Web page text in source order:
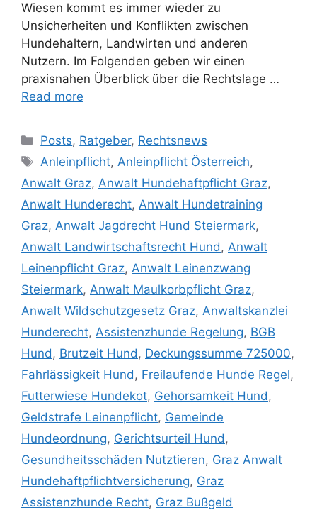
Wiesen kommt es immer wieder zu
Unsicherheiten und Konflikten zwischen
Hundehaltern, Landwirten und anderen
Nutzern. Im Folgenden geben wir einen
praxisnahen Überblick über die Rechtslage …
Read more
Posts, Ratgeber, Rechtsnews
Anleinpflicht,Anleinpflicht Österreich,
Anwalt Graz, Anwalt Hundehaftpflicht Graz,
Anwalt Hunderecht, Anwalt Hundetraining
Graz, Anwalt Jagdrecht Hund Steiermark,
Anwalt Landwirtschaftsrecht Hund, Anwalt
Leinenpflicht Graz, Anwalt Leinenzwang
Steiermark, Anwalt Maulkorbpflicht Graz,
Anwalt Wildschutzgesetz Graz, Anwaltskanzlei
Hunderecht, Assistenzhunde Regelung, BGB
Hund, Brutzeit Hund, Deckungssumme 725000,
Fahrlässigkeit Hund, Freilaufende Hunde Regel,
Futterwiese Hundekot, Gehorsamkeit Hund,
Geldstrafe Leinenpflicht, Gemeinde
Hundeordnung, Gerichtsurteil Hund,
Gesundheitsschäden Nutztieren, Graz Anwalt
Hundehaftpflichtversicherung, Graz
Assistenzhunde Recht, Graz Bußgeld